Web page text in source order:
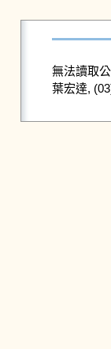
無法讀取
葉宏達,